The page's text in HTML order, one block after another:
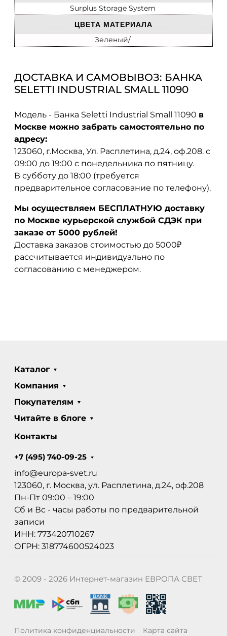
Surplus Storage System
ЦВЕТА МАТЕРИАЛА
Зеленый/
ДОСТАВКА И САМОВЫВОЗ: БАНКА
SELETTI INDUSTRIAL SMALL 11090
Модель - Банка Seletti Industrial Small 11090 в
Москве можно забрать самостоятельно по
адресу:
123060, г.Москва, Ул. Расплетина, д.24, оф.208. с
09:00 до 19:00 с понедельника по пятницу.
В субботу до 18:00 (требуется
предварительное согласование по телефону).
Мы осуществляем БЕСПЛАТНУЮ доставку
по Москве курьерской службой СДЭК при
заказе от 5000 рублей!
Доставка заказов стоимостью до 5000₽
рассчитывается индивидуально по
согласованию с менеджером.
Каталог
Компания
Покупателям
Читайте в блоге
Контакты
+7 (495) 740-09-25
info@europa-svet.ru
123060, г. Москва, ул. Расплетина, д.24, оф.208
Пн-Пт 09:00 – 19:00
Сб и Вс - часы работы по предварительной
записи
ИНН: 773420710267
ОГРН: 318774600524023
© 2009 - 2026 Интернет-магазин ЕВРОПА СВЕТ
Политика конфиденциальности Карта сайта